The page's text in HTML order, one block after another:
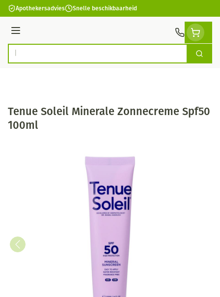
Ga naar de inhoud
Apothekersadvies Snelle beschikbaarheid
Menu
Product, merk, categorie... Zoek
Tenue Soleil Minerale Zonnecreme Spf50
100ml